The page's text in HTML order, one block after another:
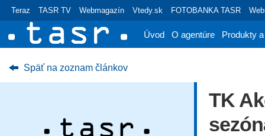
Teraz TASR TV Webmagazín Vtedy.sk FOTOBANKA TASR
Úvod O agentúre Produkty
Späť na zoznam článkov
TK